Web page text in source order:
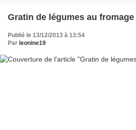
Gratin de légumes au
Publié le 13/12/2013 à 13:54
Par leonine19